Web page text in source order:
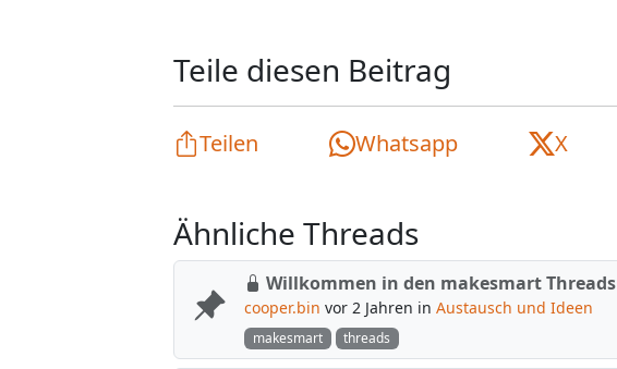
Teile diesen Beitrag
Teilen Whatsapp X
Ähnliche Threads
Willkommen in den makesmart Threads
cooper.bin vor 2 Jahren in Austausch und Ideen
makesmart threads